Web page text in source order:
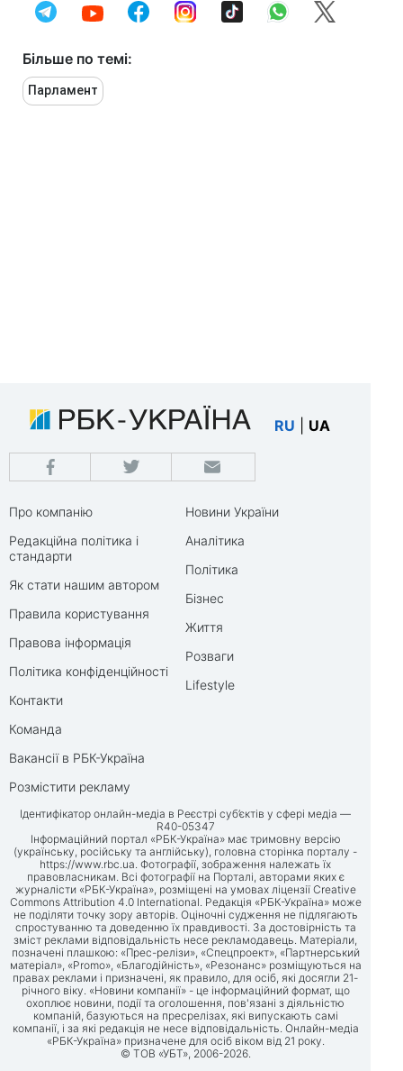
Більше по темі:
Парламент
RU UA
Про компанію
Редакційна політика і
стандарти
Як стати нашим автором
Правила користування
Правова інформація
Політика конфіденційності
Контакти
Команда
Вакансії в РБК-Україна
Розмістити рекламу
Новини України
Аналітика
Політика
Бізнес
Життя
Розваги
Lifestyle
Ідентифікатор онлайн-медіа в Реєстрі суб’єктів у сфері медіа —
R40-05347
Інформаційний портал «РБК-Україна» має тримовну версію
(українську, російську та англійську), головна сторінка порталу -
https://www.rbc.ua. Фотографії, зображення належать їх
правовласникам. Всі фотографії на Порталі, авторами яких є
журналісти «РБК-Україна», розміщені на умовах ліцензії Creative
Commons Attribution 4.0 International. Редакція «РБК-Україна» може
не поділяти точку зору авторів. Оціночні судження не підлягають
спростуванню та доведенню їх правдивості. За достовірність та
зміст реклами відповідальність несе рекламодавець. Матеріали,
позначені плашкою: «Прес-релізи», «Спецпроект», «Партнерський
матеріал», «Promo», «Благодійність», «Резонанс» розміщуються на
правах реклами і призначені, як правило, для осіб, які досягли 21-
річного віку. «Новини компанії» - це інформаційний формат, що
охоплює новини, події та оголошення, пов'язані з діяльністю
компаній, базуються на пресрелізах, які випускають самі
компанії, і за які редакція не несе відповідальність. Онлайн-медіа
«РБК-Україна» призначене для осіб віком від 21 року.
© ТОВ «УБТ», 2006-2026.